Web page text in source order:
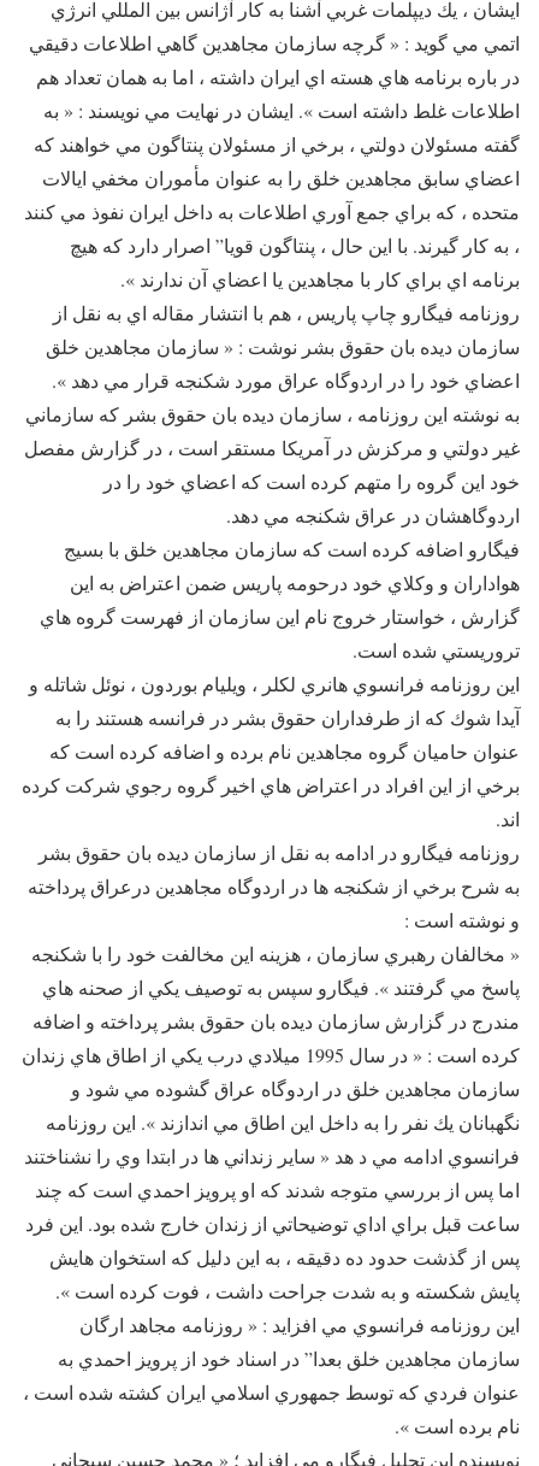
ايشان ، يك ديپلمات غربي آشنا به كار آژانس بين المللي انرژي
اتمي مي گويد : « گرچه سازمان مجاهدين گاهي اطلاعات دقيقي
در باره برنامه هاي هسته اي ايران داشته ، اما به همان تعداد هم
اطلاعات غلط داشته است ». ايشان در نهايت مي نويسند : « به
گفته مسئولان دولتي ، برخي از مسئولان پنتاگون مي خواهند كه
اعضاي سابق مجاهدين خلق را به عنوان مأموران مخفي ايالات
متحده ، كه براي جمع آوري اطلاعات به داخل ايران نفوذ مي كنند
، به كار گيرند. با اين حال ، پنتاگون قويا” اصرار دارد كه هيچ
برنامه اي براي كار با مجاهدين يا اعضاي آن ندارند ».
روزنامه فيگارو چاپ پاريس ، هم با انتشار مقاله اي به نقل از
سازمان ديده بان حقوق بشر نوشت : « سازمان مجاهدين خلق
اعضاي خود را در اردوگاه عراق مورد شكنجه قرار مي دهد ».
به نوشته اين روزنامه ، سازمان ديده بان حقوق بشر كه سازماني
غير دولتي و مركزش در آمريكا مستقر است ، در گزارش مفصل
خود اين گروه را متهم كرده است كه اعضاي خود را در
اردوگاهشان در عراق شكنجه مي دهد.
فيگارو اضافه كرده است كه سازمان مجاهدين خلق با بسيج
هواداران و وكلاي خود درحومه پاريس ضمن اعتراض به اين
گزارش ، خواستار خروج نام اين سازمان از فهرست گروه هاي
تروريستي شده است.
اين روزنامه فرانسوي هانري لكلر ، ويليام بوردون ، نوئل شاتله و
آيدا شوك كه از طرفداران حقوق بشر در فرانسه هستند را به
عنوان حاميان گروه مجاهدین نام برده و اضافه كرده است كه
برخي از اين افراد در اعتراض هاي اخير گروه رجوي شركت كرده
اند.
روزنامه فيگارو در ادامه به نقل از سازمان ديده بان حقوق بشر
به شرح برخي از شكنجه ها در اردوگاه مجاهدین درعراق پرداخته
و نوشته است :
« مخالفان رهبري سازمان ، هزينه اين مخالفت خود را با شكنجه
پاسخ مي گرفتند ». فيگارو سپس به توصيف يكي از صحنه هاي
مندرج در گزارش سازمان ديده بان حقوق بشر پرداخته و اضافه
كرده است : « در سال 1995 ميلادي درب يكي از اطاق هاي زندان
سازمان مجاهدين خلق در اردوگاه عراق گشوده مي شود و
نگهبانان يك نفر را به داخل اين اطاق مي اندازند ». اين روزنامه
فرانسوي ادامه مي د هد « ساير زنداني ها در ابتدا وي را نشناختند
اما پس از بررسي متوجه شدند كه او پرويز احمدي است كه چند
ساعت قبل براي اداي توضيحاتي از زندان خارج شده بود. اين فرد
پس از گذشت حدود ده دقيقه ، به این دليل كه استخوان هايش
پايش شكسته و به شدت جراحت داشت ، فوت كرده است ».
اين روزنامه فرانسوي مي افزايد : « روزنامه مجاهد ارگان
سازمان مجاهدين خلق بعدا” در اسناد خود از پرويز احمدي به
عنوان فردي كه توسط جمهوري اسلامي ايران كشته شده است ،
نام برده است ».
نويسنده اين تحليل فيگارو مي افزايد ؛ « محمد حسين سبحاني